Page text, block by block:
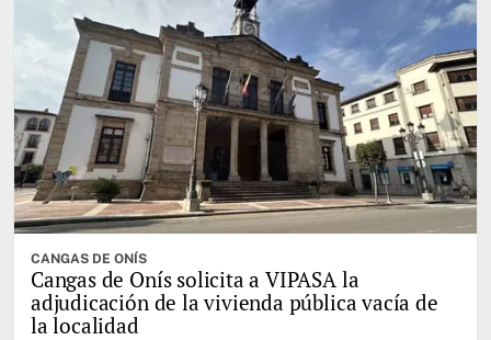
CANGAS DE ONÍS
Cangas de Onís solicita a VIPASA la
adjudicación de la vivienda pública vacía de
la localidad